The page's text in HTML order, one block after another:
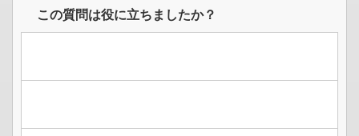
この質問は役に立ちましたか？